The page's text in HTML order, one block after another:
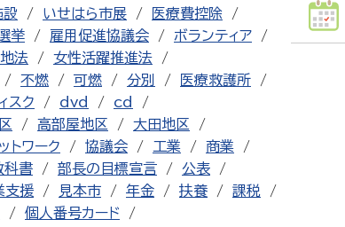
設 いせはら市展
医療費控除
挙 雇用促進協議会
ボランティア
法
女性活躍推進法
不燃 可燃 分別
医療救護所
スク dvd
cd
高部屋地区
大田地区
トワーク 協議会 工業
商業
科書 部長の目標宣言
公表
支援 見本市 年金 扶養
課税
個人番号カード